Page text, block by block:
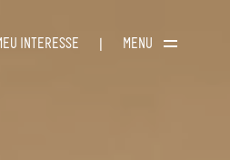
INTERESSE MENU